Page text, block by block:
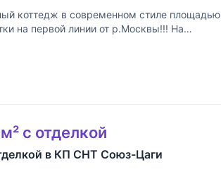
коттедж в современном стиле площадью
на первой линии от р.Москвы!!! На
работы: проложены прогулочные
освещение,
с отделкой
в КП СНТ Союз-Цаги